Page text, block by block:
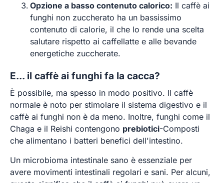
Opzione a basso contenuto calorico: Il caffè ai
funghi non zuccherato ha un bassissimo
contenuto di calorie, il che lo rende una scelta
salutare rispetto ai caffellatte e alle bevande
energetiche zuccherate.
E... il caffè ai funghi fa la cacca?
È possibile, ma spesso in modo positivo. Il caffè
normale è noto per stimolare il sistema digestivo e il
caffè ai funghi non è da meno. Inoltre, funghi come il
Chaga e il Reishi contengono prebiotici-Composti
che alimentano i batteri benefici dell'intestino.
Un microbioma intestinale sano è essenziale per
avere movimenti intestinali regolari e sani. Per alcuni,